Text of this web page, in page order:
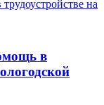
в